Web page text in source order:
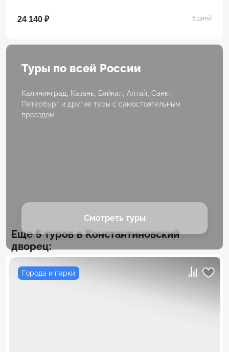
24 140 ₽ 5 дней
Туры по всей России
Калининград, Казань, Байкал, Алтай, Санкт-
Петербург и другие туры с самостоятельным
проездом
Смотреть туры
Еще 5 туров в Константиновский
дворец:
Города и парки